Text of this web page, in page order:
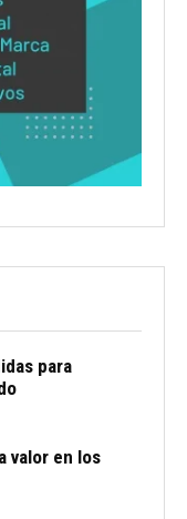
para
valor en los